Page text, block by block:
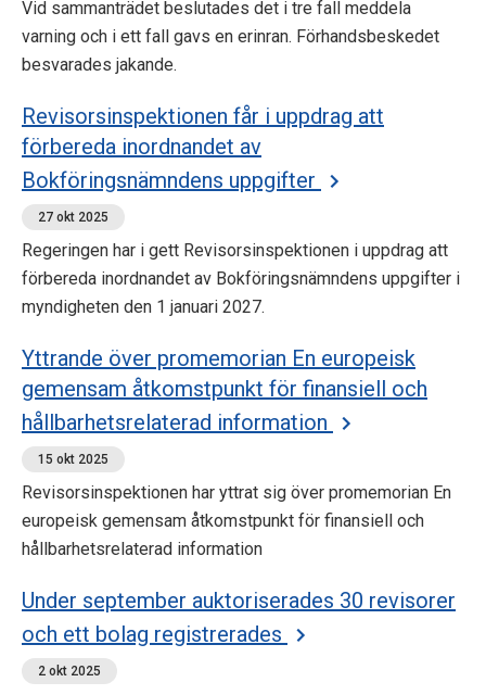
Vid sammanträdet beslutades det i tre fall meddela
varning och i ett fall gavs en erinran. Förhandsbeskedet
besvarades jakande.
Revisorsinspektionen får i uppdrag att
förbereda inordnandet av
Bokföringsnämndens uppgifter
27 okt 2025
Regeringen har i gett Revisorsinspektionen i uppdrag att
förbereda inordnandet av Bokföringsnämndens uppgifter i
myndigheten den 1 januari 2027.
Yttrande över promemorian En europeisk
gemensam åtkomstpunkt för finansiell och
hållbarhetsrelaterad information
15 okt 2025
Revisorsinspektionen har yttrat sig över promemorian En
europeisk gemensam åtkomstpunkt för finansiell och
hållbarhetsrelaterad information
Under september auktoriserades 30 revisorer
och ett bolag registrerades
2 okt 2025